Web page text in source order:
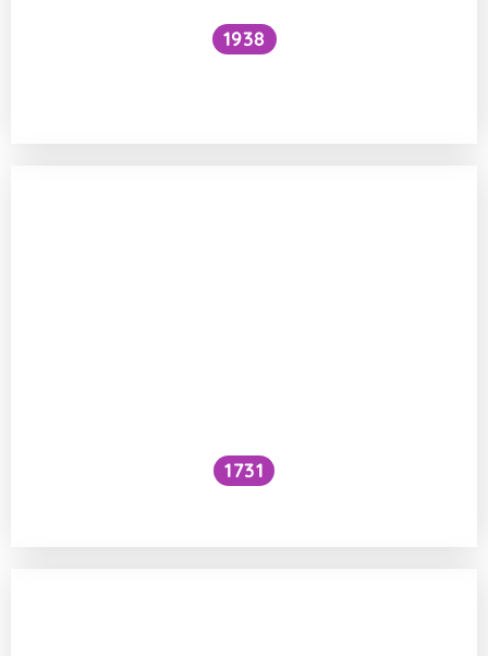
1938
1731